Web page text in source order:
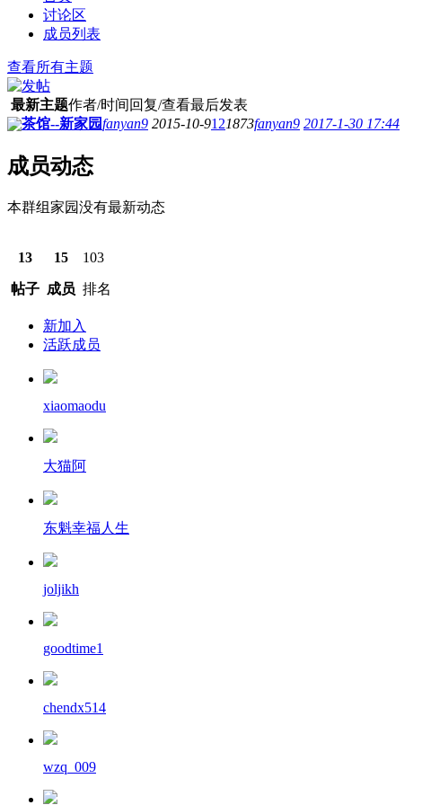
讨论区
成员列表
查看所有主题
最新主题作者/时间 回复/查看最后发表
茶馆--新家园fanyan9 2015-10-9121873fanyan9 2017-1-30 17:44
成员动态
本群组家园没有最新动态
13
帖子
15
成员
103
排名
新加入
活跃成员
xiaomaodu
大猫阿
东魁幸福人生
joljikh
goodtime1
chendx514
wzq_009